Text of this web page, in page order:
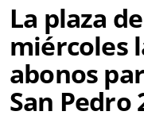
La plaza
miércoles
abonos
San Pedro